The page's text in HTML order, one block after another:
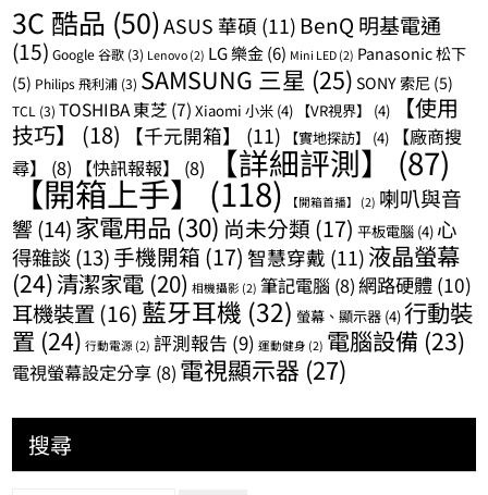
3C 酷品 (50)ASUS 華碩 (11) BenQ 明基電通
(15) Google 谷歌 (3) Lenovo (2) LG 樂金(6) Mini LED (2) Panasonic 松下
(5) Philips 飛利浦 (3) SAMSUNG 三星 (25) SONY 索尼 (5)
TCL (3) TOSHIBA 東芝 (7) Xiaomi 小米 (4) 【VR視界】 (4)
【使用
技巧】
(18) 【千元開箱】 (11) 【實地探訪】 (4)
【廠商搜
尋】
(8) 【快訊報報】 (8) 【詳細評測】 (87)
【開箱上手】(118) 【開箱首播】 (2) 喇叭與音
響 (14)家電用品 (30) 尚未分類 (17) 平板電腦 (4) 心
得雜談 (13)手機開箱 (17) 智慧穿戴 (11) 液晶螢幕
(24)清潔家電 (20) 相機攝影 (2) 筆記電腦 (8)網路硬體 (10)
耳機裝置 (16) 藍牙耳機 (32) 螢幕、顯示器 (4)行動裝
置 (24) 行動電源 (2) 評測報告 (9) 運動健身 (2) 電腦設備 (23)
電視螢幕設定分享 (8) 電視顯示器 (27)
搜尋